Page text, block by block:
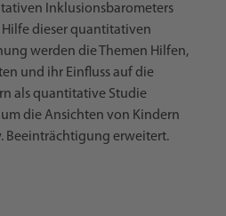
Inklusionsbarometers
Hilfe dieser quantitativen
werden die Themen Hilfen,
und ihr Einfluss auf die
als quantitative Studie
die Ansichten von Kindern
Beeinträchtigung erweitert.